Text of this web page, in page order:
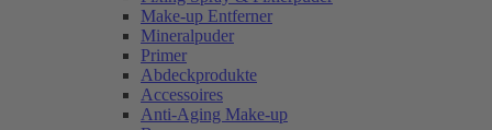
Make-up Entferner
Mineralpuder
Primer
Abdeckprodukte
Accessoires
Anti-Aging Make-up